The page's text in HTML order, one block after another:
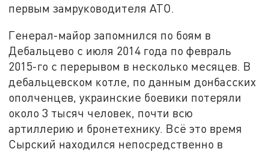
первым замруководителя АТО.
Генерал-майор запомнился по боям в
Дебальцево с июля 2014 года по февраль
2015-го с перерывом в несколько месяцев. В
дебальцевском котле, по данным донбасских
ополченцев, украинские боевики потеряли
около 3 тысяч человек, почти всю
артиллерию и бронетехнику. Всё это время
Сырский находился непосредственно в